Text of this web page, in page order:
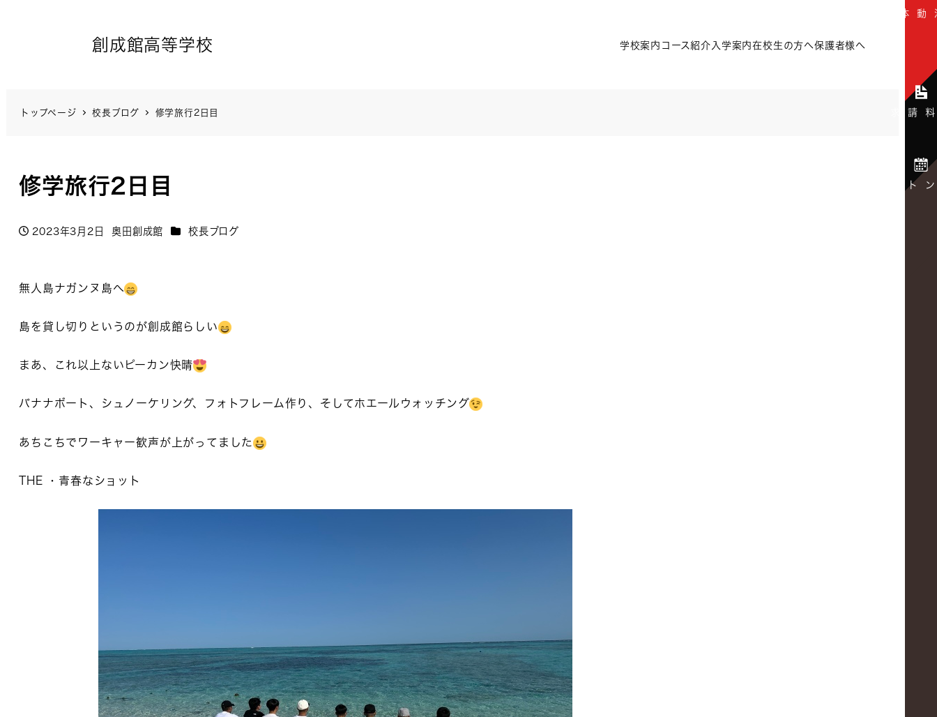
創成館高等学校 学校案内 コース紹介 入学案内在校生の方へ保護者様へ
トップページ 校長ブログ 修学旅行2日目
修学旅行2日目
投稿日
2023年3月2日
著
奥田創成館 カテゴリー
校長ブログ
無人島ナガンヌ島へ
島を貸し切りというのが創成館らしい
まあ、これ以上ないピーカン快晴
バナナボート、シュノーケリング、フォトフレーム作り、そしてホエールウォッチング
あちこちでワーキャー歓声が上がってました
THE ・青春なショット